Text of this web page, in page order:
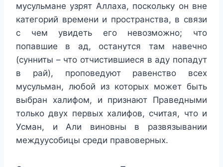
мусульмане узрят Аллаха, поскольку он вне
категорий времени и пространства, в связи
с чем увидеть его невозможно; что
попавшие в ад, останутся там навечно
(сунниты – что отчистившиеся в аду попадут
в рай), проповедуют равенство всех
мусульман, любой из которых может быть
выбран халифом, и признают Праведными
только двух первых халифов, считая, что и
Усман, и Али виновны в развязывании
междуусобицы среди правоверных.